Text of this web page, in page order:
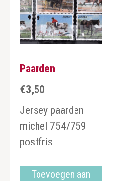
Paarden
€3,50
Jersey paarden
michel 754/759
postfris
Toevoegen aan